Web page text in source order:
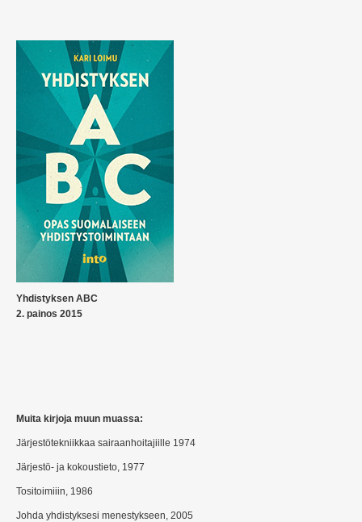
Yhdistyksen ABC
2. painos 2015
Muita kirjoja muun muassa:
Järjestötekniikkaa sairaanhoitajiille 1974
Järjestö- ja kokoustieto, 1977
Tositoimiiin, 1986
Johda yhdistyksesi menestykseen, 2005